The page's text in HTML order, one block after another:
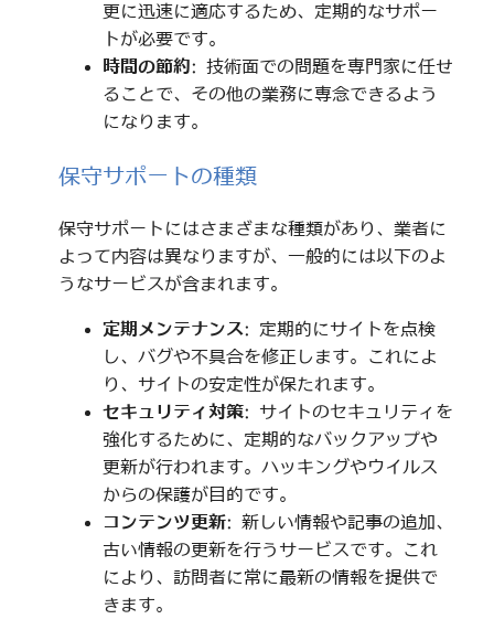
更に迅速に適応するため、定期的なサポー
トが必要です。
時間の節約: 技術面での問題を専門家に任せ
ることで、その他の業務に専念できるよう
になります。
保守サポートの種類
保守サポートにはさまざまな種類があり、業者に
よって内容は異なりますが、一般的には以下のよ
うなサービスが含まれます。
定期メンテナンス: 定期的にサイトを点検
し、バグや不具合を修正します。これによ
り、サイトの安定性が保たれます。
セキュリティ対策: サイトのセキュリティを
強化するために、定期的なバックアップや
更新が行われます。ハッキングやウイルス
からの保護が目的です。
コンテンツ更新: 新しい情報や記事の追加、
古い情報の更新を行うサービスです。これ
により、訪問者に常に最新の情報を提供で
きます。